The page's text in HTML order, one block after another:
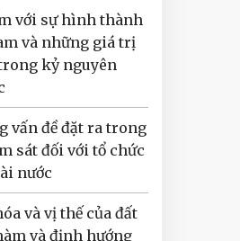
với sự hình thành
và những giá trị
kỷ nguyên
vấn đề đặt ra trong
sát đối với tổ chức
nước
và vị thế của đất
và định hướng